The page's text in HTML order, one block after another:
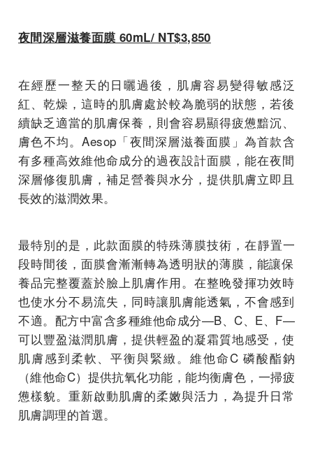
夜間深層滋養面膜 60mL/ NT$3,850
在經歷一整天的日曬過後，肌膚容易變得敏感泛
紅、乾燥， 這時的肌膚處於較為脆弱的狀態，若後
續缺乏適當的肌膚保養， 則會容易顯得疲憊黯沉、
膚色不均。Aesop「夜間深層滋養面膜」為首款含
有多種高效維他命成分的過夜設計面膜， 能在夜間
深層修復肌膚，補足營養與水分， 提供肌膚立即且
長效的滋潤效果。
最特別的是，此款面膜的特殊薄膜技術，在靜置一
段時間後， 面膜會漸漸轉為透明狀的薄膜， 能讓保
養品完整覆蓋於臉上肌膚作用。 在整晚發揮功效時
也使水分不易流失，同時讓肌膚能透氣， 不會感到
不適。配方中富含多種維他命成分—B、C、E、F—
可以豐盈滋潤肌膚， 提供輕盈的凝霜質地感受，使
肌膚感到柔軟、平衡與緊緻。維他命C 磷酸酯鈉
（維他命C）提供抗氧化功能，能均衡膚色， 一掃疲
憊樣貌。重新啟動肌膚的柔嫩與活力， 為提升日常
肌膚調理的首選。